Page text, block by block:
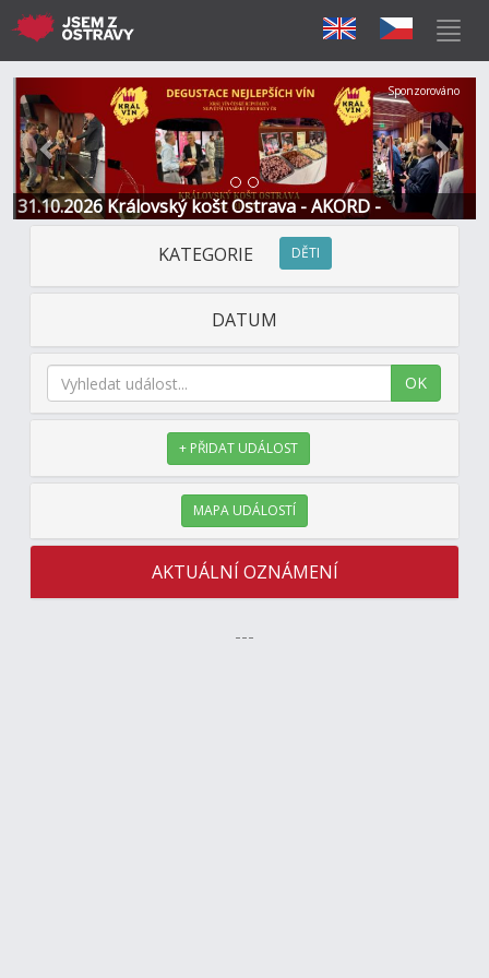
31.10.2026 Královský košt Ostrava - AKORD -
Restaurace a Hotel
Předchozí Další
Sponzorováno
KATEGORIE DĚTI
DATUM
OK
+ PŘIDAT UDÁLOST
MAPA UDÁLOSTÍ
AKTUÁLNÍ OZNÁMENÍ
---